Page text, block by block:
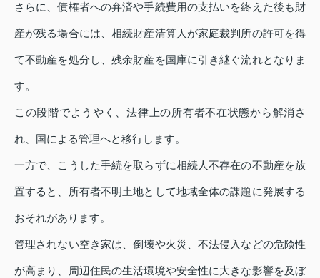
さらに、債権者への弁済や手続費用の支払いを終えた後も財
産が残る場合には、相続財産清算人が家庭裁判所の許可を得
て不動産を処分し、残余財産を国庫に引き継ぐ流れとなりま
す。
この段階でようやく、法律上の所有者不在状態から解消さ
れ、国による管理へと移行します。
一方で、こうした手続を取らずに相続人不存在の不動産を放
置すると、所有者不明土地として地域全体の課題に発展する
おそれがあります。
管理されない空き家は、倒壊や火災、不法侵入などの危険性
が高まり、周辺住民の生活環境や安全性に大きな影響を及ぼ